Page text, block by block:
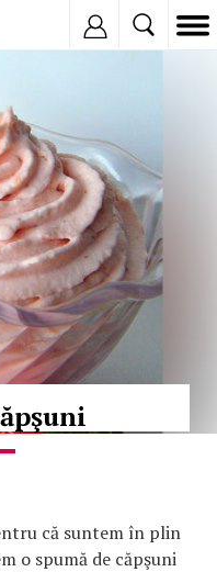
că suntem în plin
o spumă de căpşuni